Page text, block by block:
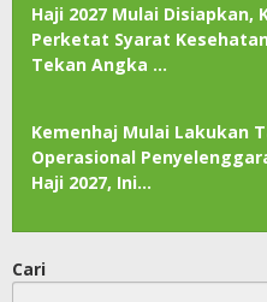
Haji 2027 Mulai Disiapkan,
Perketat Syarat
Tekan Angka …
Kemenhaj Mulai Lakukan
Operasional
Haji 2027, Ini…
Cari